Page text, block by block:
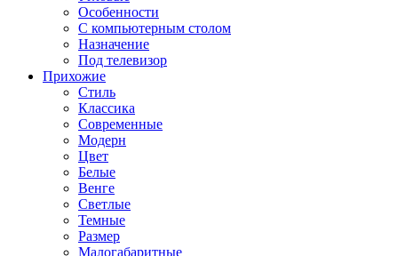
Особенности
С компьютерным столом
Назначение
Под телевизор
Прихожие
Стиль
Классика
Современные
Модерн
Цвет
Белые
Венге
Светлые
Темные
Размер
Малогабаритные